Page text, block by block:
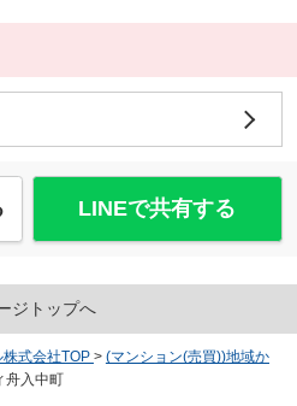
LINEで共有する
ジトップへ
式会社TOP > (マンション(売買))地域か
舟入中町